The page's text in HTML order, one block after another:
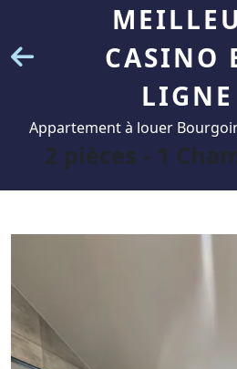
CASINO
LIGNE
Appartement à louer
2 pièces - 1